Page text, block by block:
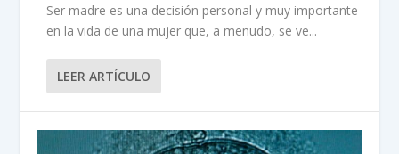
Ser madre es una decisión personal y muy importante
en la vida de una mujer que, a menudo, se ve...
LEER ARTÍCULO